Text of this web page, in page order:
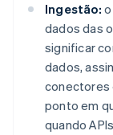
Ingestão:
dados das
significar
dados,
conectores
ponto em
quando